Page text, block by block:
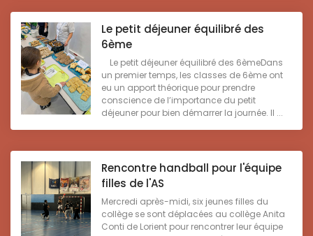
Le petit déjeuner équilibré des
6ème
Le petit déjeuner équilibré des 6èmeDans
un premier temps, les classes de 6ème ont
eu un apport théorique pour prendre
conscience de l’importance du petit
déjeuner pour bien démarrer la journée. Il ...
Rencontre handball pour l'équipe
filles de l'AS
Mercredi après-midi, six jeunes filles du
collège se sont déplacées au collège Anita
Conti de Lorient pour rencontrer leur équipe